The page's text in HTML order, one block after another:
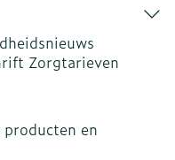
Zorgtarieven
en